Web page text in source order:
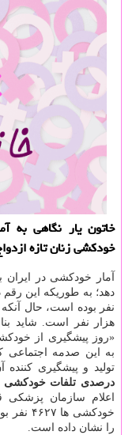
خاتون یار نگاهی به
خودكشی زنان تازه
آمار خودكشی در
«روز پیشگیری از
به این صدمه
تولید و پیشگیری كننده
درصدی تلفات خودكشی ها در سال ۹۶
اعلام سازمان پزشكی
را نشان داده است.